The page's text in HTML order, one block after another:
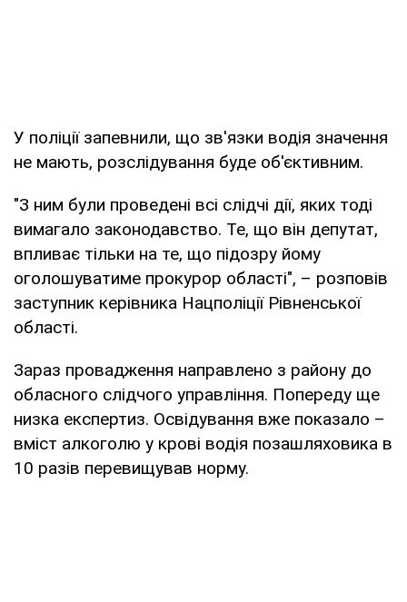
У поліції запевнили, що зв'язки водія значення
не мають, розслідування буде об'єктивним.
"З ним були проведені всі слідчі дії, яких тоді
вимагало законодавство. Те, що він депутат,
впливає тільки на те, що підозру йому
оголошуватиме прокурор області", – розповів
заступник керівника Нацполіції Рівненської
області.
Зараз провадження направлено з району до
обласного слідчого управління. Попереду ще
низка експертиз. Освідування вже показало –
вміст алкоголю у крові водія позашляховика в
10 разів перевищував норму.